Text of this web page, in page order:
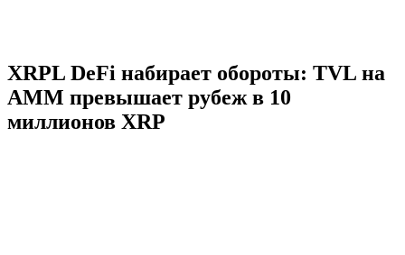
XRPL DeFi набирает обороты: TVL на
AMM превышает рубеж в 10
миллионов XRP